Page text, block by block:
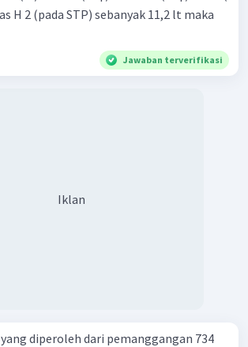
Jawaban terverifikasi
Iklan
diperoleh dari pemanggangan 734